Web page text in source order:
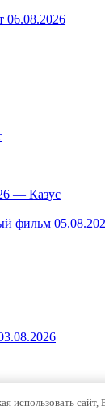
06.08.2026
— Казус
фильм
сайт,